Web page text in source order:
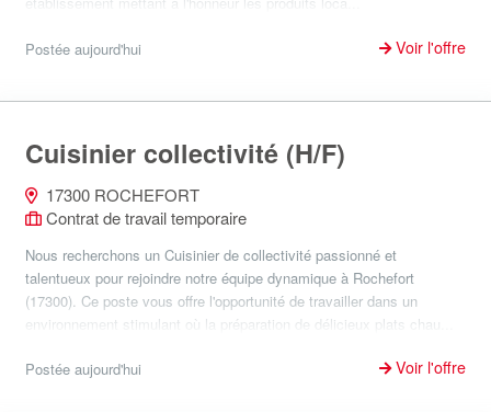
Postée aujourd'hui Voir l'offre
Cuisinier collectivité (H/F)
17300 ROCHEFORT
Contrat de travail temporaire
Nous recherchons un Cuisinier de collectivité passionné et
talentueux pour rejoindre notre équipe dynamique à Rochefort
(17300). Ce poste vous offre l'opportunité de travailler dans un
environnement stimulant où la préparation de délicieux plats chau...
Postée aujourd'hui Voir l'offre